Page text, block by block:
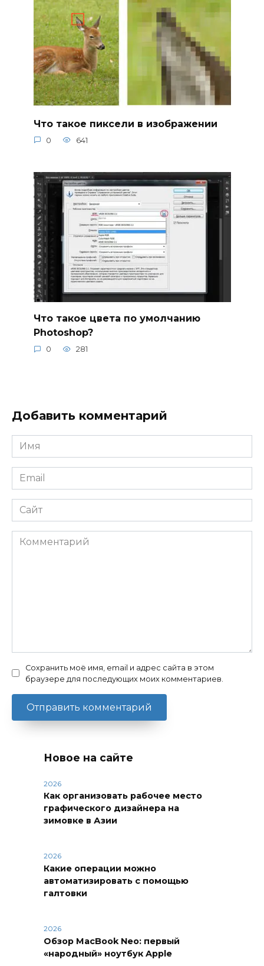
Что такое пиксели в изображении
0 641
Что такое цвета по умолчанию
Photoshop?
0 281
Добавить комментарий
Имя
*
Email
*
Сайт
Комментарий
Сохранить моё имя, email и адрес сайта в этом
браузере для последующих моих комментариев.
Новое на сайте
2026
Как организовать рабочее место
графического дизайнера на
зимовке в Азии
2026
Какие операции можно
автоматизировать с помощью
галтовки
2026
Обзор MacBook Neo: первый
«народный» ноутбук Apple